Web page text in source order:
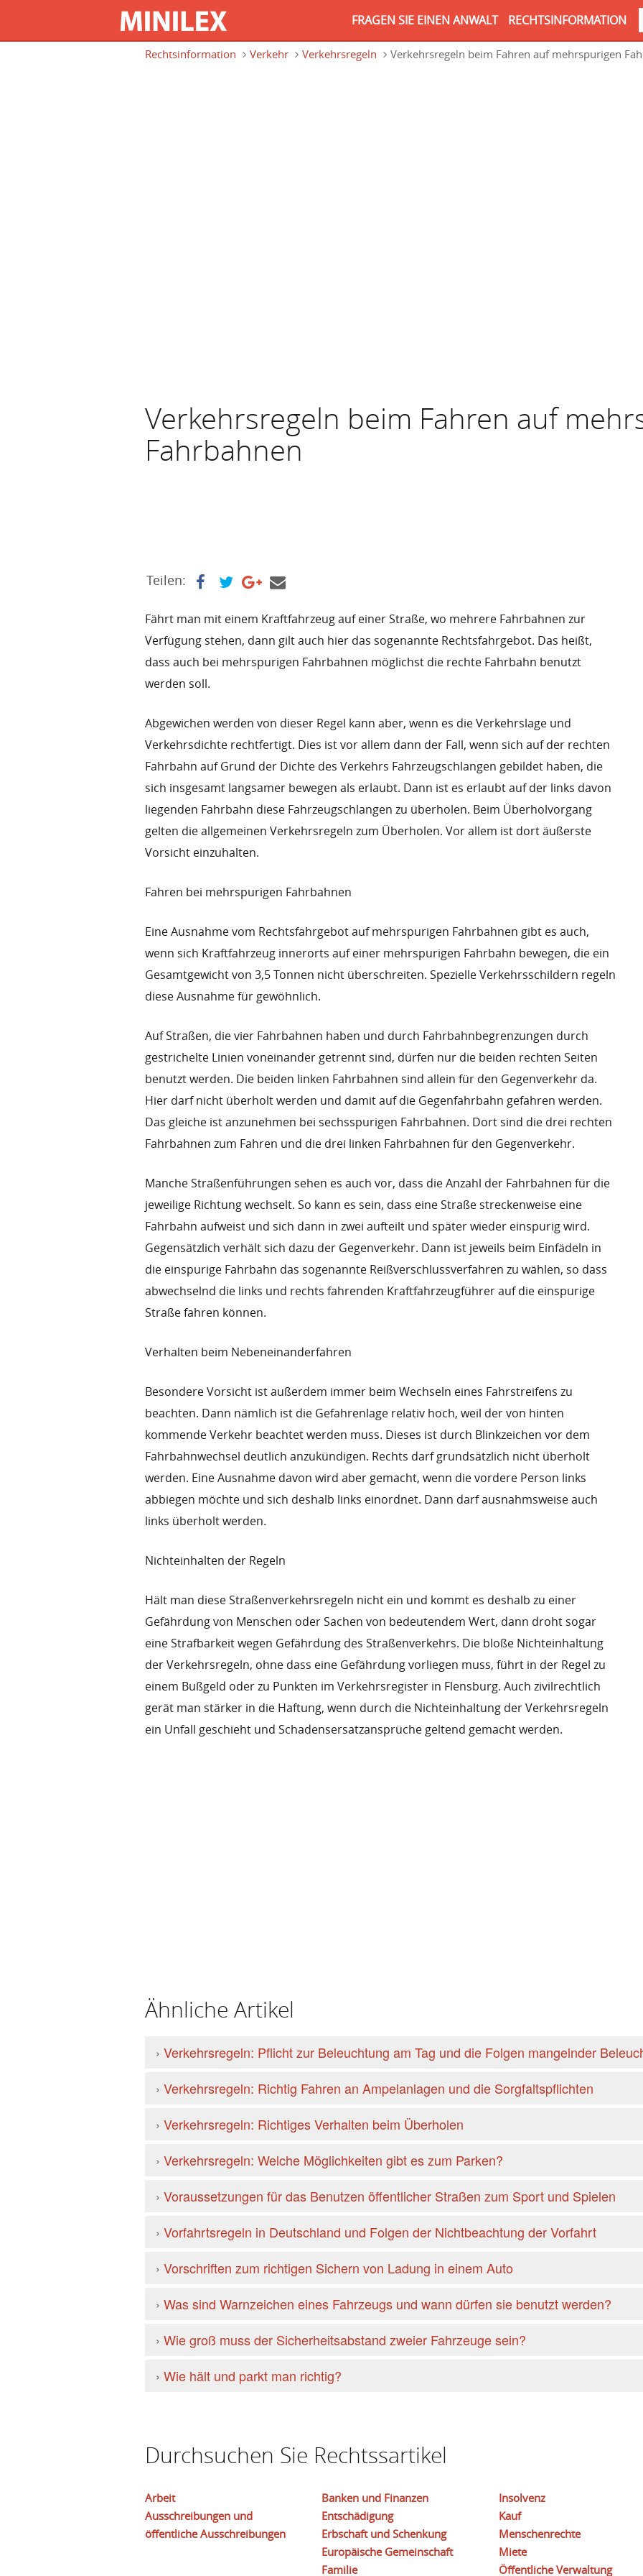
Direkt zum Inhalt
FRAGEN SIE EINEN ANWALT RECHTSINFORMATION
Rechtsinformation Verkehr Verkehrsregeln Verkehrsregeln beim Fahren auf mehrspurigen
Verkehrsregeln beim Fahren auf
Fahrbahnen
Teilen:
Fährt man mit einem Kraftfahrzeug auf einer Straße, wo mehrere Fahrbahnen zur
Verfügung stehen, dann gilt auch hier das sogenannte Rechtsfahrgebot. Das heißt,
dass auch bei mehrspurigen Fahrbahnen möglichst die rechte Fahrbahn benutzt
werden soll.
Abgewichen werden von dieser Regel kann aber, wenn es die Verkehrslage und
Verkehrsdichte rechtfertigt. Dies ist vor allem dann der Fall, wenn sich auf der rechten
Fahrbahn auf Grund der Dichte des Verkehrs Fahrzeugschlangen gebildet haben, die
sich insgesamt langsamer bewegen als erlaubt. Dann ist es erlaubt auf der links davon
liegenden Fahrbahn diese Fahrzeugschlangen zu überholen. Beim Überholvorgang
gelten die allgemeinen Verkehrsregeln zum Überholen. Vor allem ist dort äußerste
Vorsicht einzuhalten.
Fahren bei mehrspurigen Fahrbahnen
Eine Ausnahme vom Rechtsfahrgebot auf mehrspurigen Fahrbahnen gibt es auch,
wenn sich Kraftfahrzeug innerorts auf einer mehrspurigen Fahrbahn bewegen, die ein
Gesamtgewicht von 3,5 Tonnen nicht überschreiten. Spezielle Verkehrsschildern regeln
diese Ausnahme für gewöhnlich.
Auf Straßen, die vier Fahrbahnen haben und durch Fahrbahnbegrenzungen durch
gestrichelte Linien voneinander getrennt sind, dürfen nur die beiden rechten Seiten
benutzt werden. Die beiden linken Fahrbahnen sind allein für den Gegenverkehr da.
Hier darf nicht überholt werden und damit auf die Gegenfahrbahn gefahren werden.
Das gleiche ist anzunehmen bei sechsspurigen Fahrbahnen. Dort sind die drei rechten
Fahrbahnen zum Fahren und die drei linken Fahrbahnen für den Gegenverkehr.
Manche Straßenführungen sehen es auch vor, dass die Anzahl der Fahrbahnen für die
jeweilige Richtung wechselt. So kann es sein, dass eine Straße streckenweise eine
Fahrbahn aufweist und sich dann in zwei aufteilt und später wieder einspurig wird.
Gegensätzlich verhält sich dazu der Gegenverkehr. Dann ist jeweils beim Einfädeln in
die einspurige Fahrbahn das sogenannte Reißverschlussverfahren zu wählen, so dass
abwechselnd die links und rechts fahrenden Kraftfahrzeugführer auf die einspurige
Straße fahren können.
Verhalten beim Nebeneinanderfahren
Besondere Vorsicht ist außerdem immer beim Wechseln eines Fahrstreifens zu
beachten. Dann nämlich ist die Gefahrenlage relativ hoch, weil der von hinten
kommende Verkehr beachtet werden muss. Dieses ist durch Blinkzeichen vor dem
Fahrbahnwechsel deutlich anzukündigen. Rechts darf grundsätzlich nicht überholt
werden. Eine Ausnahme davon wird aber gemacht, wenn die vordere Person links
abbiegen möchte und sich deshalb links einordnet. Dann darf ausnahmsweise auch
links überholt werden.
Nichteinhalten der Regeln
Hält man diese Straßenverkehrsregeln nicht ein und kommt es deshalb zu einer
Gefährdung von Menschen oder Sachen von bedeutendem Wert, dann droht sogar
eine Strafbarkeit wegen Gefährdung des Straßenverkehrs. Die bloße Nichteinhaltung
der Verkehrsregeln, ohne dass eine Gefährdung vorliegen muss, führt in der Regel zu
einem Bußgeld oder zu Punkten im Verkehrsregister in Flensburg. Auch zivilrechtlich
gerät man stärker in die Haftung, wenn durch die Nichteinhaltung der Verkehrsregeln
ein Unfall geschieht und Schadensersatzansprüche geltend gemacht werden.
Ähnliche Artikel
› Verkehrsregeln: Pflicht zur Beleuchtung am Tag und die Folgen mangelnder
› Verkehrsregeln: Richtig Fahren an Ampelanlagen und die Sorgfaltspflichten
› Verkehrsregeln: Richtiges Verhalten beim Überholen
› Verkehrsregeln: Welche Möglichkeiten gibt es zum Parken?
› Voraussetzungen für das Benutzen öffentlicher Straßen zum Sport und Spielen
› Vorfahrtsregeln in Deutschland und Folgen der Nichtbeachtung der Vorfahrt
› Vorschriften zum richtigen Sichern von Ladung in einem Auto
› Was sind Warnzeichen eines Fahrzeugs und wann dürfen sie benutzt werden?
› Wie groß muss der Sicherheitsabstand zweier Fahrzeuge sein?
› Wie hält und parkt man richtig?
Durchsuchen Sie Rechtssartikel
Arbeit
Ausschreibungen und
öffentliche Ausschreibungen
Banken und Finanzen
Entschädigung
Erbschaft und Schenkung
Europäische Gemeinschaft
Familie
Insolvenz
Kauf
Menschenrechte
Miete
Öffentliche Verwaltung